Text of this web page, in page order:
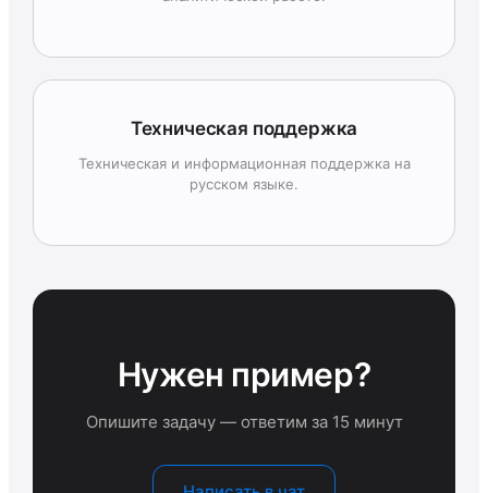
Техническая поддержка
Техническая и информационная поддержка на
русском языке.
Нужен пример?
Опишите задачу — ответим за 15 минут